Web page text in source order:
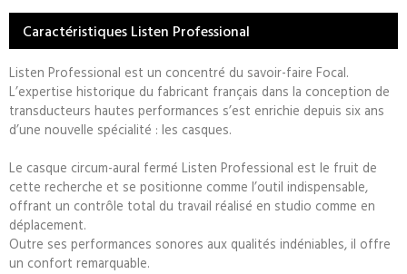
Caractéristiques Listen Professional
Listen Professional est un concentré du savoir-faire Focal.
L’expertise historique du fabricant français dans la conception de
transducteurs hautes performances s’est enrichie depuis six ans
d’une nouvelle spécialité : les casques.
Le casque circum-aural fermé Listen Professional est le fruit de
cette recherche et se positionne comme l’outil indispensable,
offrant un contrôle total du travail réalisé en studio comme en
déplacement.
Outre ses performances sonores aux qualités indéniables, il offre
un confort remarquable.